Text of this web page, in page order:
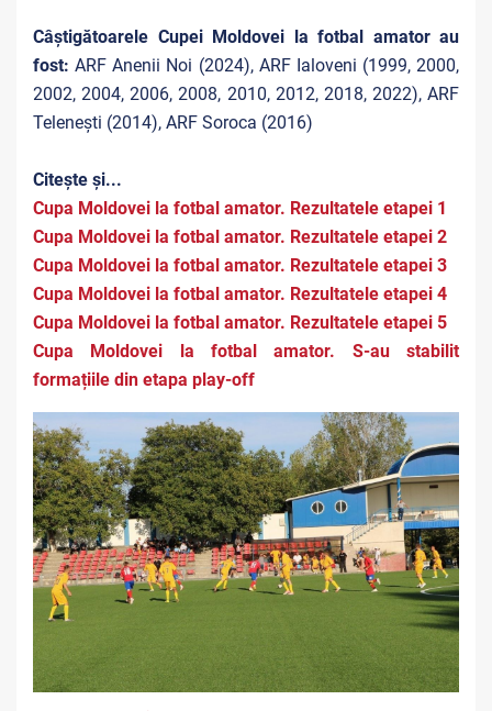
Câștigătoarele Cupei Moldovei la fotbal amator au
fost:ARF Anenii Noi (2024), ARF Ialoveni (1999, 2000,
2002, 2004, 2006, 2008, 2010, 2012, 2018, 2022), ARF
Telenești (2014), ARF Soroca (2016)
Citește și...
Cupa Moldovei la fotbal amator. Rezultatele etapei 1
Cupa Moldovei la fotbal amator. Rezultatele etapei 2
Cupa Moldovei la fotbal amator. Rezultatele etapei 3
Cupa Moldovei la fotbal amator. Rezultatele etapei 4
Cupa Moldovei la fotbal amator. Rezultatele etapei 5
Cupa Moldovei la fotbal amator. S-au stabilit
formațiile din etapa play-off